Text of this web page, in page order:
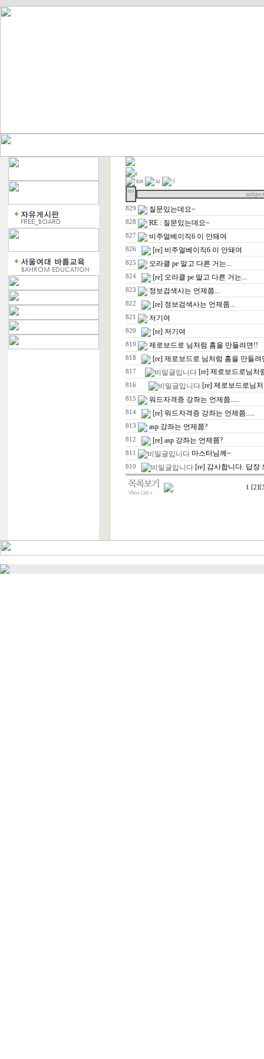
0
829
42 1
no
subject
829 질문있는데요~
828 RE : 질문있는데요~
827 비주얼베이직6 이 안돼여
826 [re] 비주얼베이직6 이 안돼여
825 오라클 pe 말고 다른 거는...
824 [re] 오라클 pe 말고 다른 거는...
823 정보검색사는 언제쯤...
822 [re] 정보검색사는 언제쯤...
821 저기여
820 [re] 저기여
819 제로보드로 님처럼 홈을 만들려면!!
818 [re] 제로보드로 님처럼 홈을 만들려
817 [re] 제로보드로님처
816 [re] 제로보드로님
815 워드자격증 강좌는 언제쯤.....
814 [re] 워드자격증 강좌는 언제쯤.....
813 asp 강좌는 언제쯤?
812 [re] asp 강좌는 언제쯤?
811 마스터님께~
810 [re] 감사합니다. 답장
1 [2]